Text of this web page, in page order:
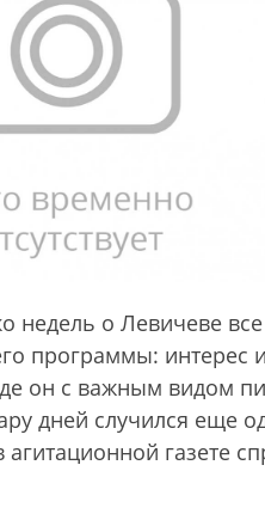
недель о Левичеве
программы: интерес
он с важным видом
дней случился еще
агитационной газете